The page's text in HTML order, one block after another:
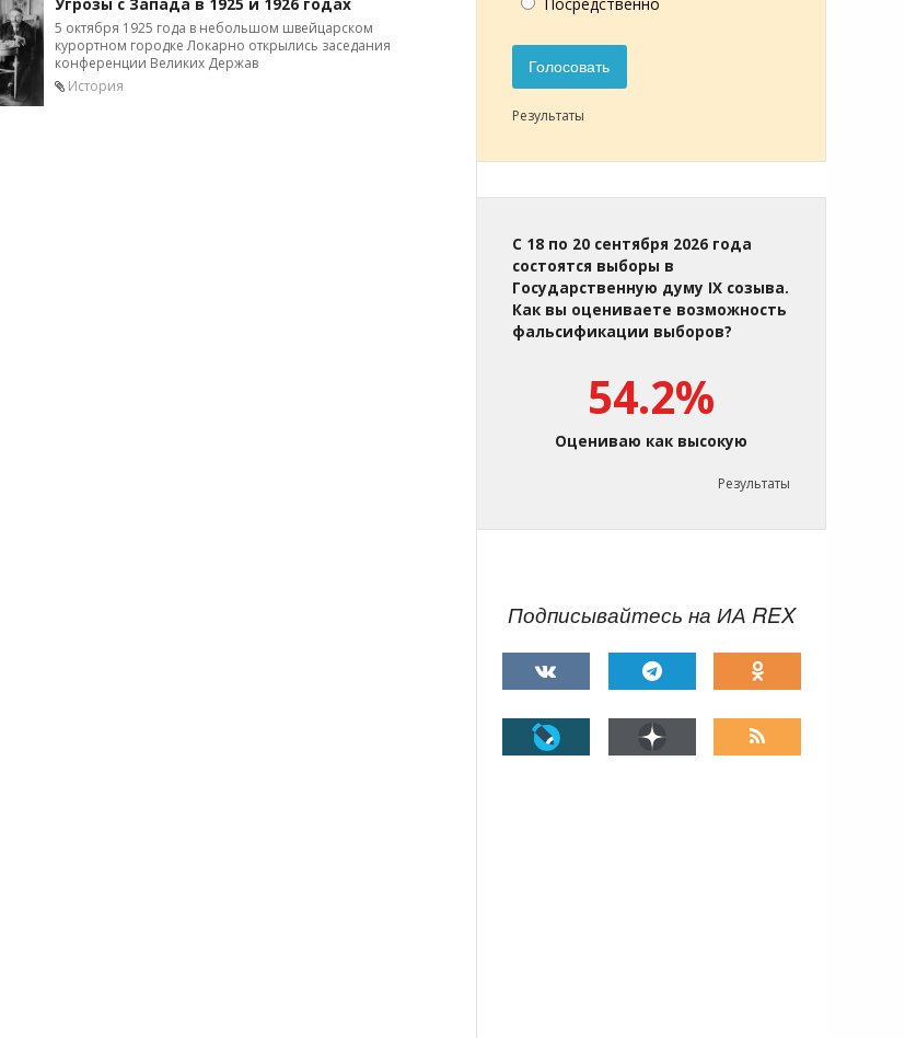
Угрозы с Запада в 1925 и 1926 годах
5 октября 1925 года в небольшом швейцарском
курортном городке Локарно открылись заседания
конференции Великих Держав
История
Голосовать
Результаты
С 18 по 20 сентября 2026 года
состоятся выборы в
Государственную думу IX созыва.
Как вы оцениваете возможность
фальсификации выборов?
54.2%
Оцениваю как высокую
Результаты
Подписывайтесь на ИА REX